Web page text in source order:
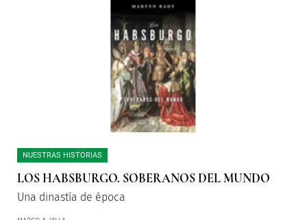
NUESTRAS HISTORIAS
LOS HABSBURGO. SOBERANOS DEL MUNDO
Una dinastía de época